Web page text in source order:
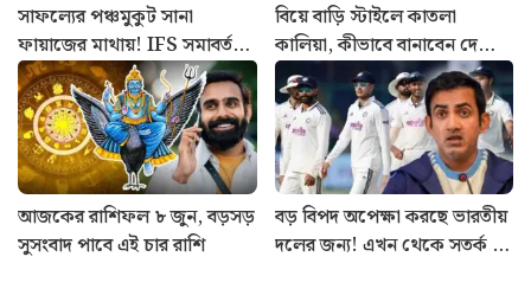
সাফল্যের পঞ্চমুকুট সানা
ফায়াজের মাথায়! IFS সমাবর্তনে
পাঁচ সম্মানে ভূষিত কাশ্মীরি কন্যা
বিয়ে বাড়ি স্টাইলে কাতলা
কালিয়া, কীভাবে বানাবেন দেখে
নিন রেসিপি
আজকের রাশিফল ৮ জুন, বড়সড়
সুসংবাদ পাবে এই চার রাশি
বড় বিপদ অপেক্ষা করছে ভারতীয়
দলের জন্য! এখন থেকে সতর্ক না